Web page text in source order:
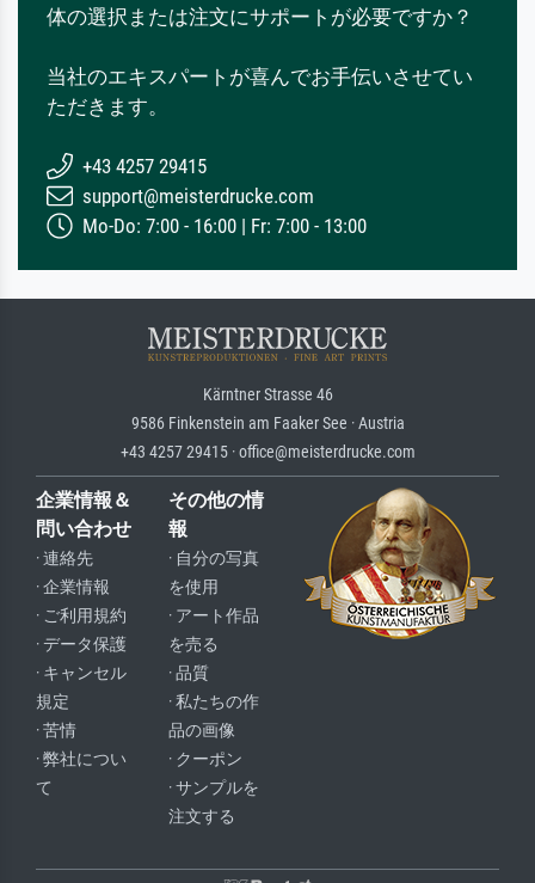
体の選択または注文にサポートが必要ですか？
当社のエキスパートが喜んでお手伝いさせてい
ただきます。
+43 4257 29415
support@meisterdrucke.com
Mo-Do: 7:00 - 16:00 | Fr: 7:00 - 13:00
Kärntner Strasse 46
9586 Finkenstein am Faaker See · Austria
+43 4257 29415 · office@meisterdrucke.com
企業情報＆
問い合わせ
· 連絡先
· 企業情報
· ご利用規約
· データ保護
· キャンセル
規定
· 苦情
· 弊社につい
て
その他の情
報
· 自分の写真
を使用
· アート作品
を売る
· 品質
· 私たちの作
品の画像
· クーポン
· サンプルを
注文する